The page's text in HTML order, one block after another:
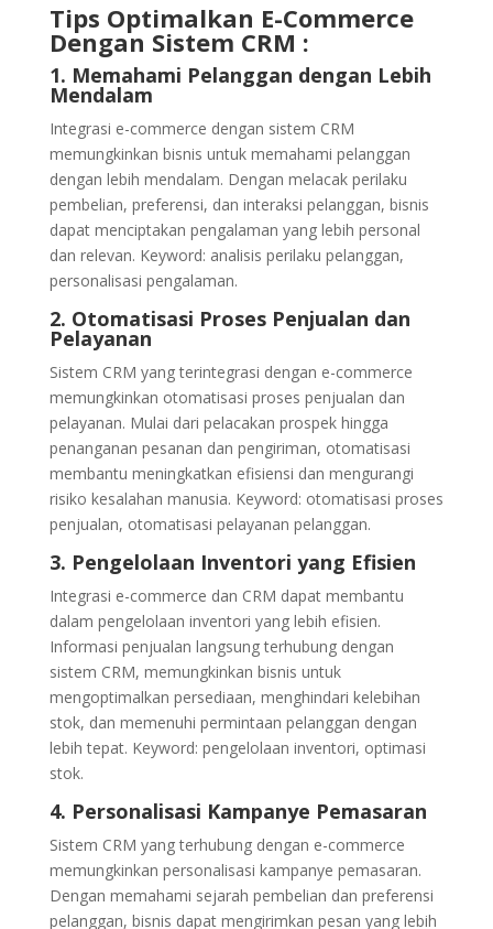
Tips Optimalkan E-Commerce
Dengan Sistem CRM :
1. Memahami Pelanggan dengan Lebih
Mendalam
Integrasi e-commerce dengan sistem CRM
memungkinkan bisnis untuk memahami pelanggan
dengan lebih mendalam. Dengan melacak perilaku
pembelian, preferensi, dan interaksi pelanggan, bisnis
dapat menciptakan pengalaman yang lebih personal
dan relevan. Keyword: analisis perilaku pelanggan,
personalisasi pengalaman.
2. Otomatisasi Proses Penjualan dan
Pelayanan
Sistem CRM yang terintegrasi dengan e-commerce
memungkinkan otomatisasi proses penjualan dan
pelayanan. Mulai dari pelacakan prospek hingga
penanganan pesanan dan pengiriman, otomatisasi
membantu meningkatkan efisiensi dan mengurangi
risiko kesalahan manusia. Keyword: otomatisasi proses
penjualan, otomatisasi pelayanan pelanggan.
3. Pengelolaan Inventori yang Efisien
Integrasi e-commerce dan CRM dapat membantu
dalam pengelolaan inventori yang lebih efisien.
Informasi penjualan langsung terhubung dengan
sistem CRM, memungkinkan bisnis untuk
mengoptimalkan persediaan, menghindari kelebihan
stok, dan memenuhi permintaan pelanggan dengan
lebih tepat. Keyword: pengelolaan inventori, optimasi
stok.
4. Personalisasi Kampanye Pemasaran
Sistem CRM yang terhubung dengan e-commerce
memungkinkan personalisasi kampanye pemasaran.
Dengan memahami sejarah pembelian dan preferensi
pelanggan, bisnis dapat mengirimkan pesan yang lebih